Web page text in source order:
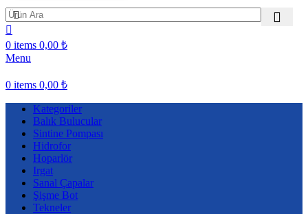
💧 Nem %84
0 items 0,00 ₺
Menu
0 items 0,00 ₺
Kategoriler
Balık Bulucular
Sintine Pompası
Hidrofor
Hoparlör
Irgat
Sanal Çapalar
Şişme Bot
Tekneler